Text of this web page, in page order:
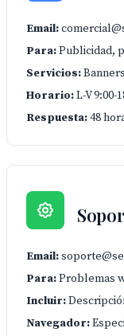
Email:
Para:Publicidad,
Servicios:
Horario:L-V 9:00-
Respuesta:48
Email:
Para:Problemas
Incluir:
Navegador: